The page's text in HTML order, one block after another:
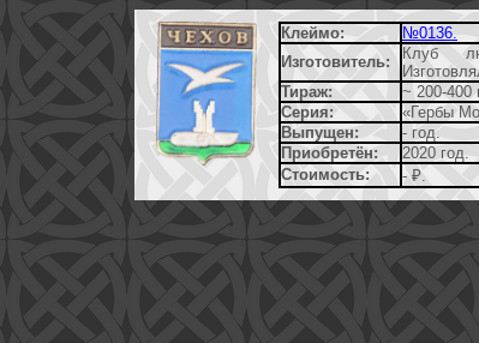
Клеймо:
№0136.
Изготовитель:
Клуб
Тираж:
~ 200-400
Серия:
«Гербы
Выпущен:
- год.
Приобретён:
2020 год.
Стоимость:
- ₽.